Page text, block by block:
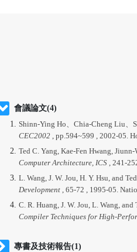
會議論文(4)
Shinn-Ying Ho、 Chia-Cheng Liu、
CEC2002 , pp.594~599 , 2002-05.
Ted C. Yang, Kae-Fen Hwang,
Computer Architecture, ICS , 241-
L. Wang, J. W. Jou, H. Y. Hsu, and
Development , 65-72 , 1995-05.
C. R. Huang, J. W. Jou, L. Wang, and
Compiler Techniques for High-
專書及技術報告(1)